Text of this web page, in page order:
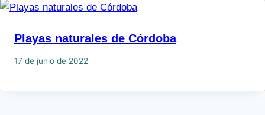
Playas naturales de Córdoba
17 de junio de 2022